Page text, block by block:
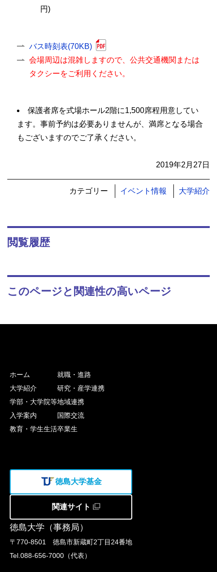
円)
バス時刻表(70KB)
会場周辺は混雑しますので、公共交通機関または
タクシーをご利用ください。
保護者席を式場ホール2階に1,500席程用意してい
ます。事前予約は必要ありませんが、満席となる場合
もございますのでご了承ください。
2019年2月27日
カテゴリー イベント情報 大学紹介
閲覧履歴
このページと関連性の高いページ
徳島大学（事務局）
〒770-8501 徳島市新蔵町2丁目24番地
Tel.088-656-7000（代表）
ホーム
大学紹介
学部・大学院等
入学案内
教育・学生生活
就職・進路
研究・産学連携
地域連携
国際交流
卒業生
徳島大学基金
関連サイト